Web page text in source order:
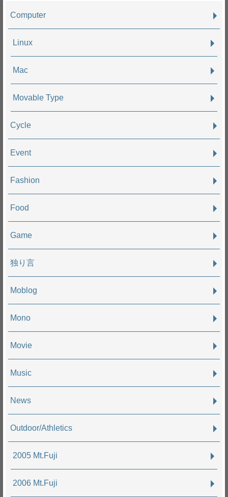
Computer
Linux
Mac
Movable Type
Cycle
Event
Fashion
Food
Game
独り言
Moblog
Mono
Movie
Music
News
Outdoor/Athletics
2005 Mt.Fuji
2006 Mt.Fuji